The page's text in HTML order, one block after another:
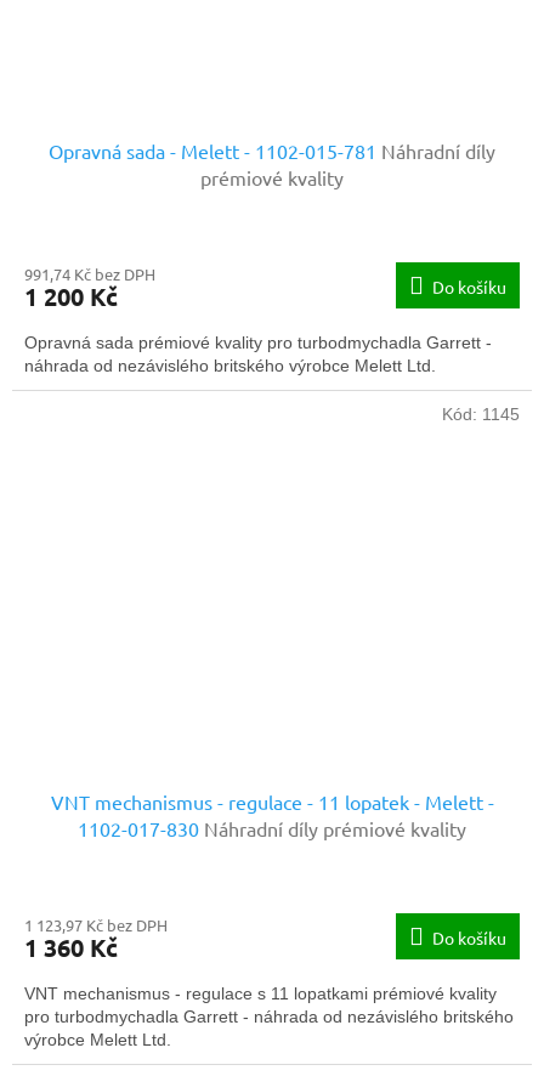
Opravná sada - Melett - 1102-015-781 Náhradní díly
prémiové kvality
991,74 Kč bez DPH
1 200 Kč Do košíku
Opravná sada prémiové kvality pro turbodmychadla Garrett -
náhrada od nezávislého britského výrobce Melett Ltd.
VNT mechanismus - regulace - 11 lopatek - Melett -
1102-017-830 Náhradní díly prémiové kvality
1 123,97 Kč bez DPH
1 360 Kč Do košíku
VNT mechanismus - regulace s 11 lopatkami prémiové kvality
pro turbodmychadla Garrett - náhrada od nezávislého britského
výrobce Melett Ltd.
Kód: 1145